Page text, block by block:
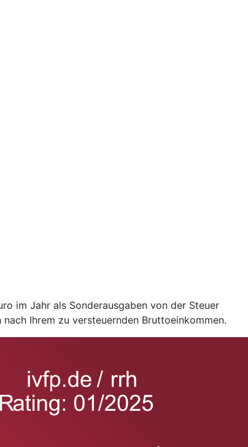
im Jahr als Sonderausgaben von der Steuer
Ihrem zu versteuernden Bruttoeinkommen.